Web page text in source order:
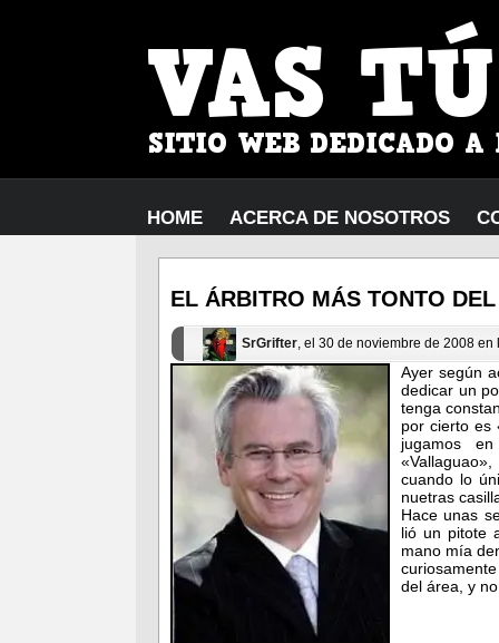
HOME ACERCA DE NOSOTROS
EL ÁRBITRO MÁS TONTO
SrGrifter, el 30 de noviembre de 2008 en
Ayer según
dedicar un
tenga
por cierto es
jugamos
cuando lo
nuetras
Hace unas
lió un pitote
mano mía
del área, y